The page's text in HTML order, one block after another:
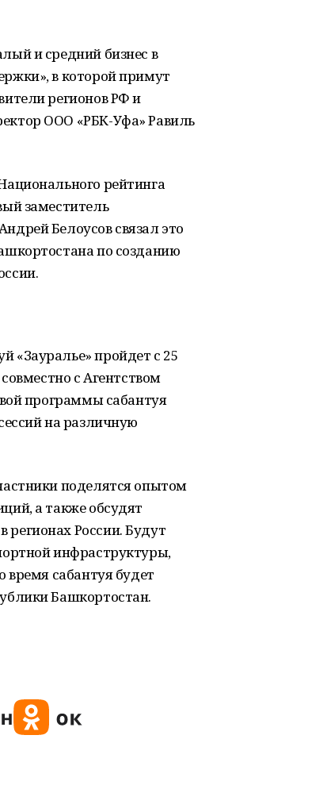
и средний бизнес в
в которой примут
регионов РФ и
ООО «РБК-Уфа» Равиль
рейтинга
заместитель
Белоусов связал это
по созданию
«Зауралье» пройдет с 25
с Агентством
программы сабантуя
на различную
поделятся опытом
а также обсудят
России. Будут
инфраструктуры,
время сабантуя будет
Башкортостан.